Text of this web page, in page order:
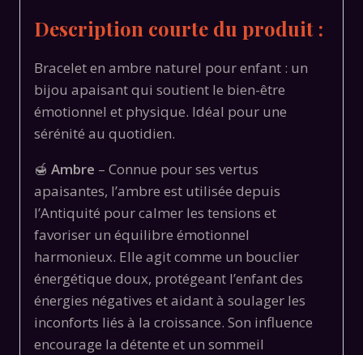
Description courte du produit :
Bracelet en ambre naturel pour enfant : un
bijou apaisant qui soutient le bien-être
émotionnel et physique. Idéal pour une
sérénité au quotidien.
🍯 Ambre – Connue pour ses vertus
apaisantes, l’ambre est utilisée depuis
l’Antiquité pour calmer les tensions et
favoriser un équilibre émotionnel
harmonieux. Elle agit comme un bouclier
énergétique doux, protégeant l’enfant des
énergies négatives et aidant à soulager les
inconforts liés à la croissance. Son influence
encourage la détente et un sommeil